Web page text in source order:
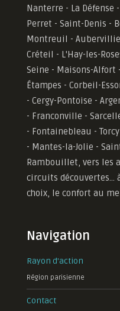
Nanterre - La Défense
Perret - Saint-Denis -
Montreuil -
Créteil - L'Hay-les-
Seine - Maisons-Alfort
Étampes - Corbeil-
- Cergy-Pontoise -
- Franconville -
- Fontainebleau -
- Mantes-la-Jolie -
Rambouillet, vers les
circuits découvertes...
choix, le confort au
Navigation
Rayon d'action
Région parisienne
Contact